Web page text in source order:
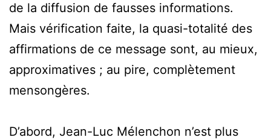
de la diffusion de fausses informations.
Mais vérification faite, la quasi-totalité des
affirmations de ce message sont, au mieux,
approximatives ; au pire, complètement
mensongères.
D’abord, Jean-Luc Mélenchon n’est plus